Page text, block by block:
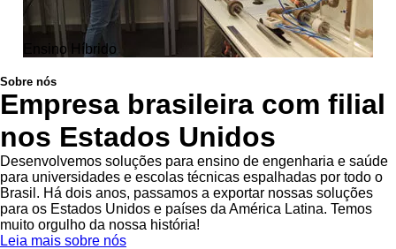
Ensino Híbrido
Sobre nós
Empresa brasileira com filial
nos Estados Unidos
Desenvolvemos soluções para ensino de engenharia e saúde
para universidades e escolas técnicas espalhadas por todo o
Brasil. Há dois anos, passamos a exportar nossas soluções
para os Estados Unidos e países da América Latina. Temos
muito orgulho da nossa história!
Leia mais sobre nós